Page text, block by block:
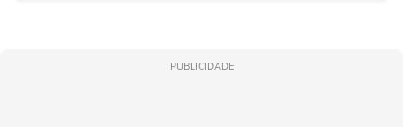
PUBLICIDADE